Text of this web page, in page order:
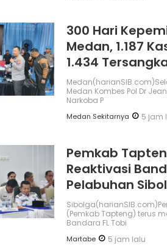
300 Hari
Medan, 1.187
1.434
Medan Kombes Pol Dr
Narkoba P
Medan Sekitarnya 5 jam
Pemkab
Reaktivasi
Pelabuhan
(Pemkab Tapteng) terus
Bandara FL Tobi
Martabe 5 jam lalu